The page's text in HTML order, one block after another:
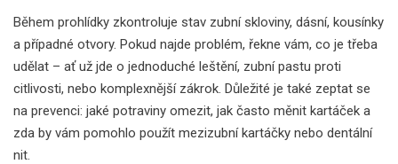
Během prohlídky zkontroluje stav zubní skloviny, dásní, kousínky
a případné otvory. Pokud najde problém, řekne vám, co je třeba
udělat – ať už jde o jednoduché leštění, zubní pastu proti
citlivosti, nebo komplexnější zákrok. Důležité je také zeptat se
na prevenci: jaké potraviny omezit, jak často měnit kartáček a
zda by vám pomohlo použít mezizubní kartáčky nebo dentální
nit.